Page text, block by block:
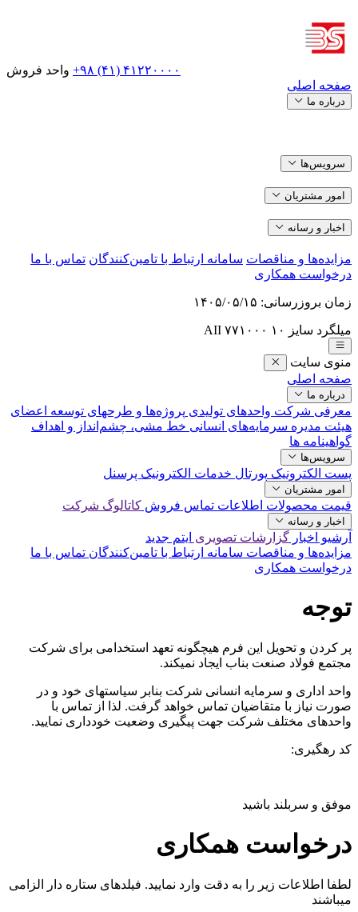
واحد فروش +۹۸ (۴۱) ۴۱۲۲۰۰۰۰
صفحه اصلی
درباره ما
سرویس‌ها
امور مشتریان
اخبار و رسانه
مزایده‌ها و مناقصات سامانه ارتباط با تامین‌کنندگان تماس با ما
درخواست همکاری
زمان بروزرسانی: ۱۴۰۵/۰۵/۱۵
میلگرد سایز ۱۰ AII ۷۷۱۰۰۰
منوی سایت
صفحه اصلی
درباره ما
معرفی شرکت واحدهای تولیدی پروژه‌ها و طرحهای توسعه‌
اعضای
هیئت مدیره سرمایه‌های انسانی خط مشی، چشم‌انداز و اهداف
گواهینامه ها
سرویس‌ها
پست الکترونیک پورتال خدمات الکترونیک پرسنل
امور مشتریان
قیمت محصولات اطلاعات تماس فروش کاتالوگ شرکت
اخبار و رسانه
آرشیو اخبار گزارشات تصویری ایتم جدید
مزایده‌ها و مناقصات سامانه ارتباط با تامین‌کنندگان تماس با ما
درخواست همکاری
توجه
پر کردن و تحویل این فرم هیچگونه تعهد استخدامی برای شرکت
مجتمع فولاد صنعت بناب ایجاد نمیکند.
واحد اداری و سرمایه انسانی شرکت بنابر سیاستهای خود و در
صورت نیاز با متقاضیان تماس خواهد گرفت. لذا از تماس با
واحدهای مختلف شرکت جهت پیگیری وضعیت خودداری نمایید.
کد رهگیری:
موفق و سربلند باشید
درخواست همکاری
لطفا اطلاعات زیر را به دقت وارد نمایید. فیلدهای ستاره دار الزامی
میباشند